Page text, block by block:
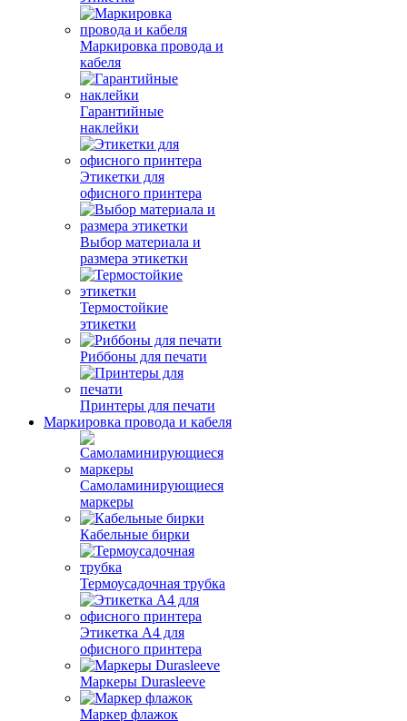
Маркировка провода и
кабеля
Гарантийные
наклейки
Этикетки для
офисного принтера
Выбор материала и
размера этикетки
Термостойкие
этикетки
Риббоны для печати
Принтеры для печати
Маркировка провода и кабеля
Самоламинирующиеся
маркеры
Кабельные бирки
Термоусадочная трубка
Этикетка А4 для
офисного принтера
Маркеры Durasleeve
Маркер флажок